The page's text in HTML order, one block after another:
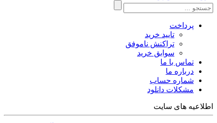
پرداخت
تایید خرید
تراکنش ناموفق
سوابق خرید
تماس با ما
درباره ما
شماره حساب
مشکلات دانلود
اطلاعیه های سایت